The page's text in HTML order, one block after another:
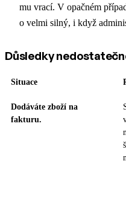
mu vrací. V opačném
o velmi silný, i když
Důsledky
Situace
Dodáváte zboží na
fakturu.